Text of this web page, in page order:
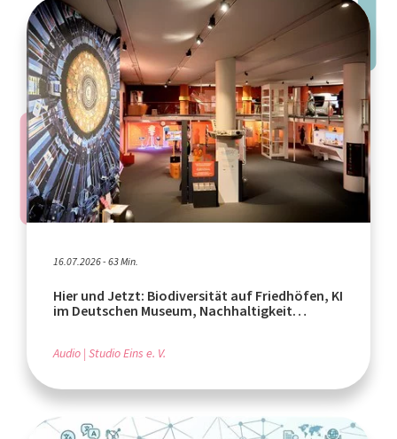
16.07.2026 - 63 Min.
Hier und Jetzt: Biodiversität auf Friedhöfen, KI
im Deutschen Museum, Nachhaltigkeit
Audio Studio Eins e. V.